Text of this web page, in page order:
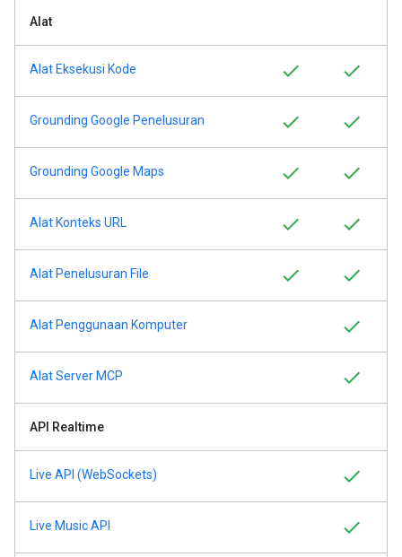
Alat
Alat Eksekusi Kode
Grounding Google Penelusuran
Grounding Google Maps
Alat Konteks URL
Alat Penelusuran File
Alat Penggunaan Komputer
Alat Server MCP
API Realtime
Live API (WebSockets)
Live Music API